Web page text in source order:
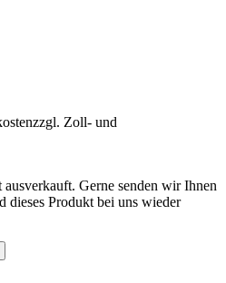
zzgl. Zoll- und
Gerne senden wir Ihnen
dieses Produkt bei uns wieder